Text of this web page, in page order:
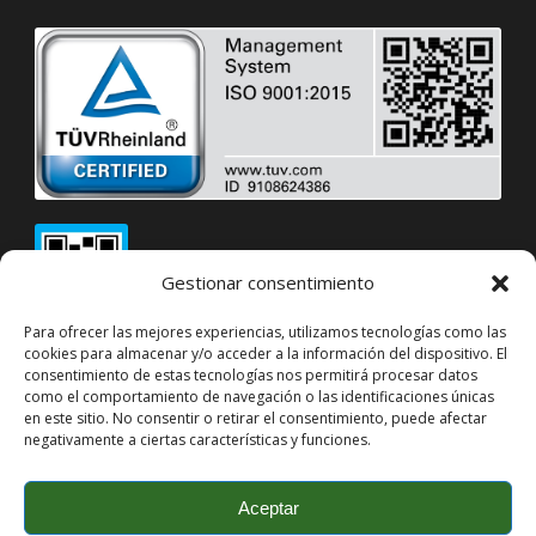
Gestionar consentimiento
Para ofrecer las mejores experiencias, utilizamos tecnologías como las
cookies para almacenar y/o acceder a la información del dispositivo. El
consentimiento de estas tecnologías nos permitirá procesar datos
como el comportamiento de navegación o las identificaciones únicas
en este sitio. No consentir o retirar el consentimiento, puede afectar
negativamente a ciertas características y funciones.
Aceptar
Copyright 2016-2025 DiseñoMediatec Digital